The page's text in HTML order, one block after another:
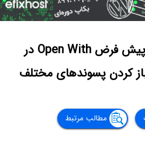
برگرداندن تنظیمات پیش فرض Open With در
مطالب مرتبط